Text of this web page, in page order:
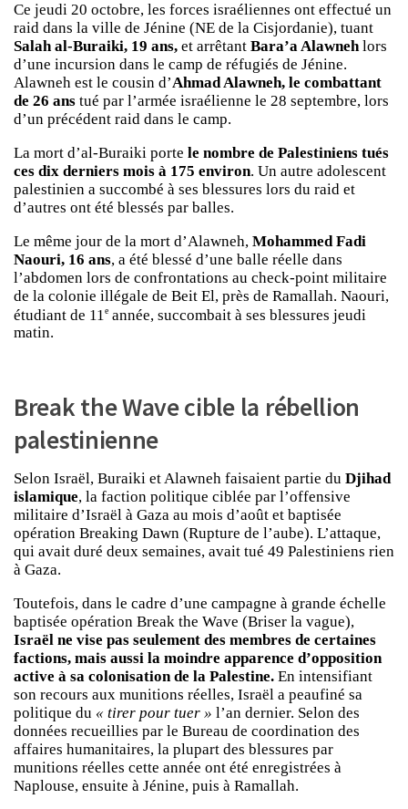
Ce jeudi 20 octobre, les forces israéliennes ont effectué un
raid dans la ville de Jénine (NE de la Cisjordanie), tuant
Salah al-Buraiki, 19 ans, et arrêtant Bara’a Alawnehlors
d’une incursion dans le camp de réfugiés de Jénine.
Alawneh est le cousin d’Ahmad Alawneh, le combattant
de 26 ans tué par l’armée israélienne le 28 septembre, lors
d’un précédent raid dans le camp.
La mort d’al-Buraiki porte le nombre de Palestiniens tués
ces dix derniers mois à 175 environ. Un autre adolescent
palestinien a succombé à ses blessures lors du raid et
d’autres ont été blessés par balles.
Le même jour de la mort d’Alawneh, Mohammed Fadi
Naouri, 16 ans, a été blessé d’une balle réelle dans
l’abdomen lors de confrontations au check-point militaire
de la colonie illégale de Beit El, près de Ramallah. Naouri,
étudiant de 11 e année, succombait à ses blessures jeudi
matin.
Break the Wave cible la rébellion
palestinienne
Selon Israël, Buraiki et Alawneh faisaient partie du Djihad
islamique, la faction politique ciblée par l’offensive
militaire d’Israël à Gaza au mois d’août et baptisée
opération Breaking Dawn (Rupture de l’aube). L’attaque,
qui avait duré deux semaines, avait tué 49 Palestiniens rien
à Gaza.
Toutefois, dans le cadre d’une campagne à grande échelle
baptisée opération Break the Wave (Briser la vague),
Israël ne vise pas seulement des membres de certaines
factions, mais aussi la moindre apparence d’opposition
active à sa colonisation de la Palestine. En intensifiant
son recours aux munitions réelles, Israël a peaufiné sa
politique du « tirer pour tuer » l’an dernier. Selon des
données recueillies par le Bureau de coordination des
affaires humanitaires, la plupart des blessures par
munitions réelles cette année ont été enregistrées à
Naplouse, ensuite à Jénine, puis à Ramallah.